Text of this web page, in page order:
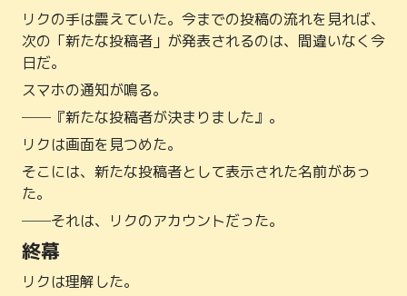
リクの手は震えていた。今までの投稿の流れを見れば、
次の「新たな投稿者」が発表されるのは、間違いなく今
日だ。
スマホの通知が鳴る。
──『新たな投稿者が決まりました』。
リクは画面を見つめた。
そこには、新たな投稿者として表示された名前があっ
た。
──それは、リクのアカウントだった。
終幕
リクは理解した。